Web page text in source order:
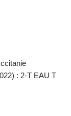
: 2-T EAU T